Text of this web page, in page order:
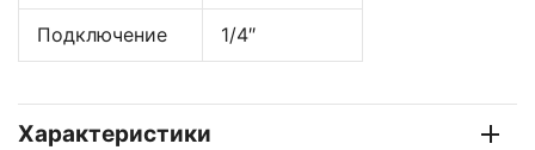
Подключение 1/4″
Характеристики